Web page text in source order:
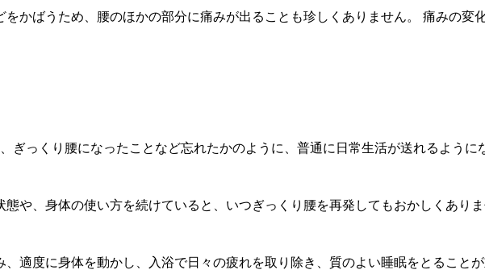
かばうため、腰のほかの部分に痛みが出ることも珍しくありません。 痛みの
ぎっくり腰になったことなど忘れたかのように、普通に日常生活が送れるように
や、身体の使い方を続けていると、いつぎっくり腰を再発してもおかしくありま
適度に身体を動かし、入浴で日々の疲れを取り除き、質のよい睡眠をとることが